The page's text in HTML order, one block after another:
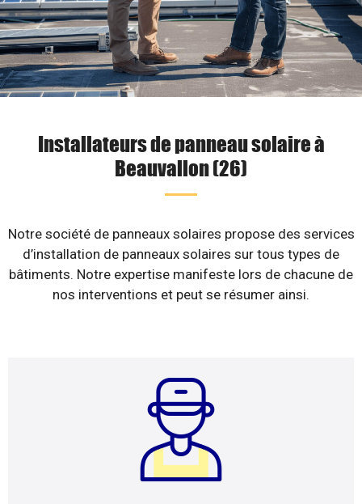
Installateurs de panneau solaire à
Beauvallon (26)
Notre société de panneaux solaires propose des services
d’installation de panneaux solaires sur tous types de
bâtiments. Notre expertise manifeste lors de chacune de
nos interventions et peut se résumer ainsi.